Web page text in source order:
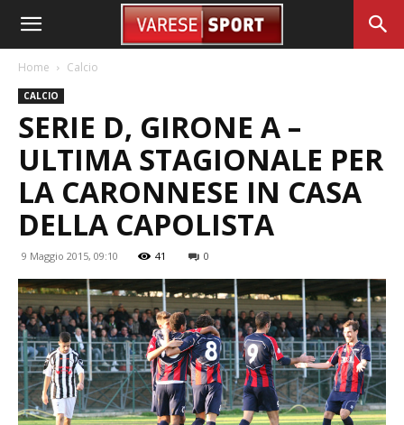
Home Calcio
CALCIO
SERIE D, GIRONE A –
ULTIMA STAGIONALE PER
LA CARONNESE IN CASA
DELLA CAPOLISTA
9 Maggio 2015, 09:10 41 0